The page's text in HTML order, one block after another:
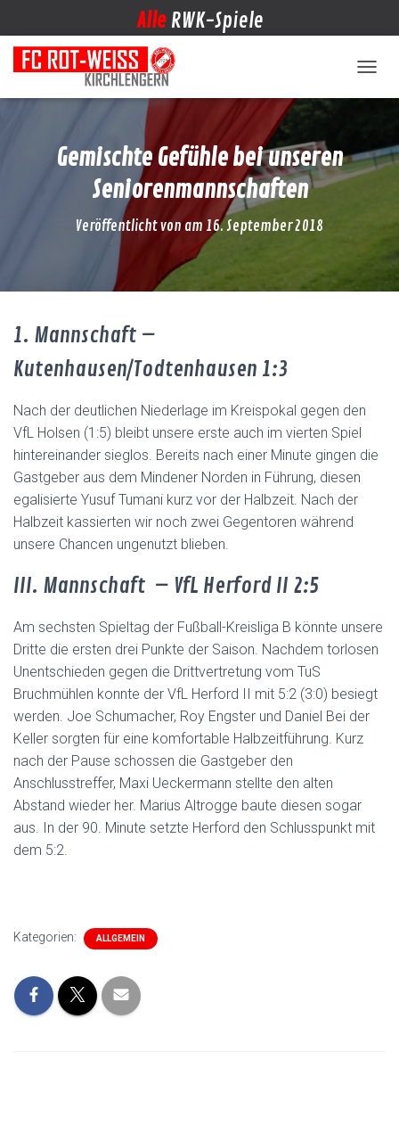
Alle RWK-Spiele
Gemischte Gefühle bei unseren
Seniorenmannschaften
Veröffentlicht von am 16. September 2018
1. Mannschaft –
Kutenhausen/Todtenhausen 1:3
Nach der deutlichen Niederlage im Kreispokal gegen den
VfL Holsen (1:5) bleibt unsere erste auch im vierten Spiel
hintereinander sieglos. Bereits nach einer Minute gingen die
Gastgeber aus dem Mindener Norden in Führung, diesen
egalisierte Yusuf Tumani kurz vor der Halbzeit. Nach der
Halbzeit kassierten wir noch zwei Gegentoren während
unsere Chancen ungenutzt blieben.
III. Mannschaft – VfL Herford II 2:5
Am sechsten Spieltag der Fußball-Kreisliga B könnte unsere
Dritte die ersten drei Punkte der Saison. Nachdem torlosen
Unentschieden gegen die Drittvertretung vom TuS
Bruchmühlen konnte der VfL Herford II mit 5:2 (3:0) besiegt
werden. Joe Schumacher, Roy Engster und Daniel Bei der
Keller sorgten für eine komfortable Halbzeitführung. Kurz
nach der Pause schossen die Gastgeber den
Anschlusstreffer, Maxi Ueckermann stellte den alten
Abstand wieder her. Marius Altrogge baute diesen sogar
aus. In der 90. Minute setzte Herford den Schlusspunkt mit
dem 5:2.
Kategorien: ALLGEMEIN